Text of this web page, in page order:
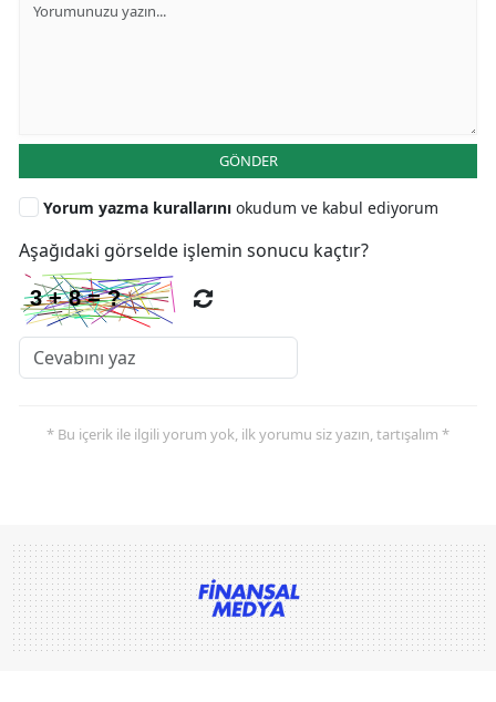
GÖNDER
Yorum yazma kurallarını okudum ve kabul ediyorum
Aşağıdaki görselde işlemin sonucu kaçtır?
* Bu içerik ile ilgili yorum yok, ilk yorumu siz yazın, tartışalım *